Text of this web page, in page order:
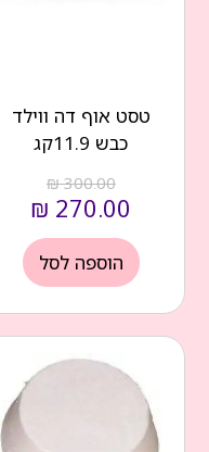
טסט אוף דה ווילד
כבש 11.9קג
₪300.00
₪ 270.00
הוספה לסל